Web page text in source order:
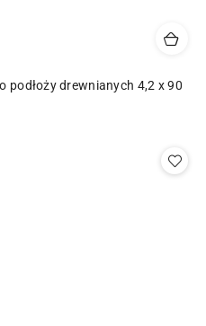
podłoży drewnianych 4,2 x 90